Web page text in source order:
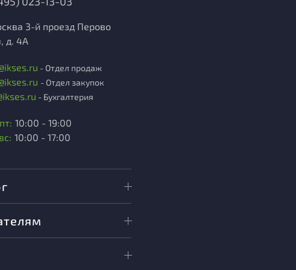
3-й проезд Перово
д. 4А
- Отдел продаж
- Отдел закупок
- Бухгалтерия
10:00 - 19:00
10:00 - 17:00